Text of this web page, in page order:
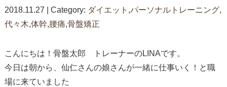
2018.11.27 | Category: ダイエット ,パーソナルトレーニング,
代々木,体幹,腰痛,骨盤矯正
こんにちは！骨盤太郎 トレーナーのLINAです。
今日は朝から、仙仁さんの娘さんが一緒に仕事いく！と職
場に来ていました